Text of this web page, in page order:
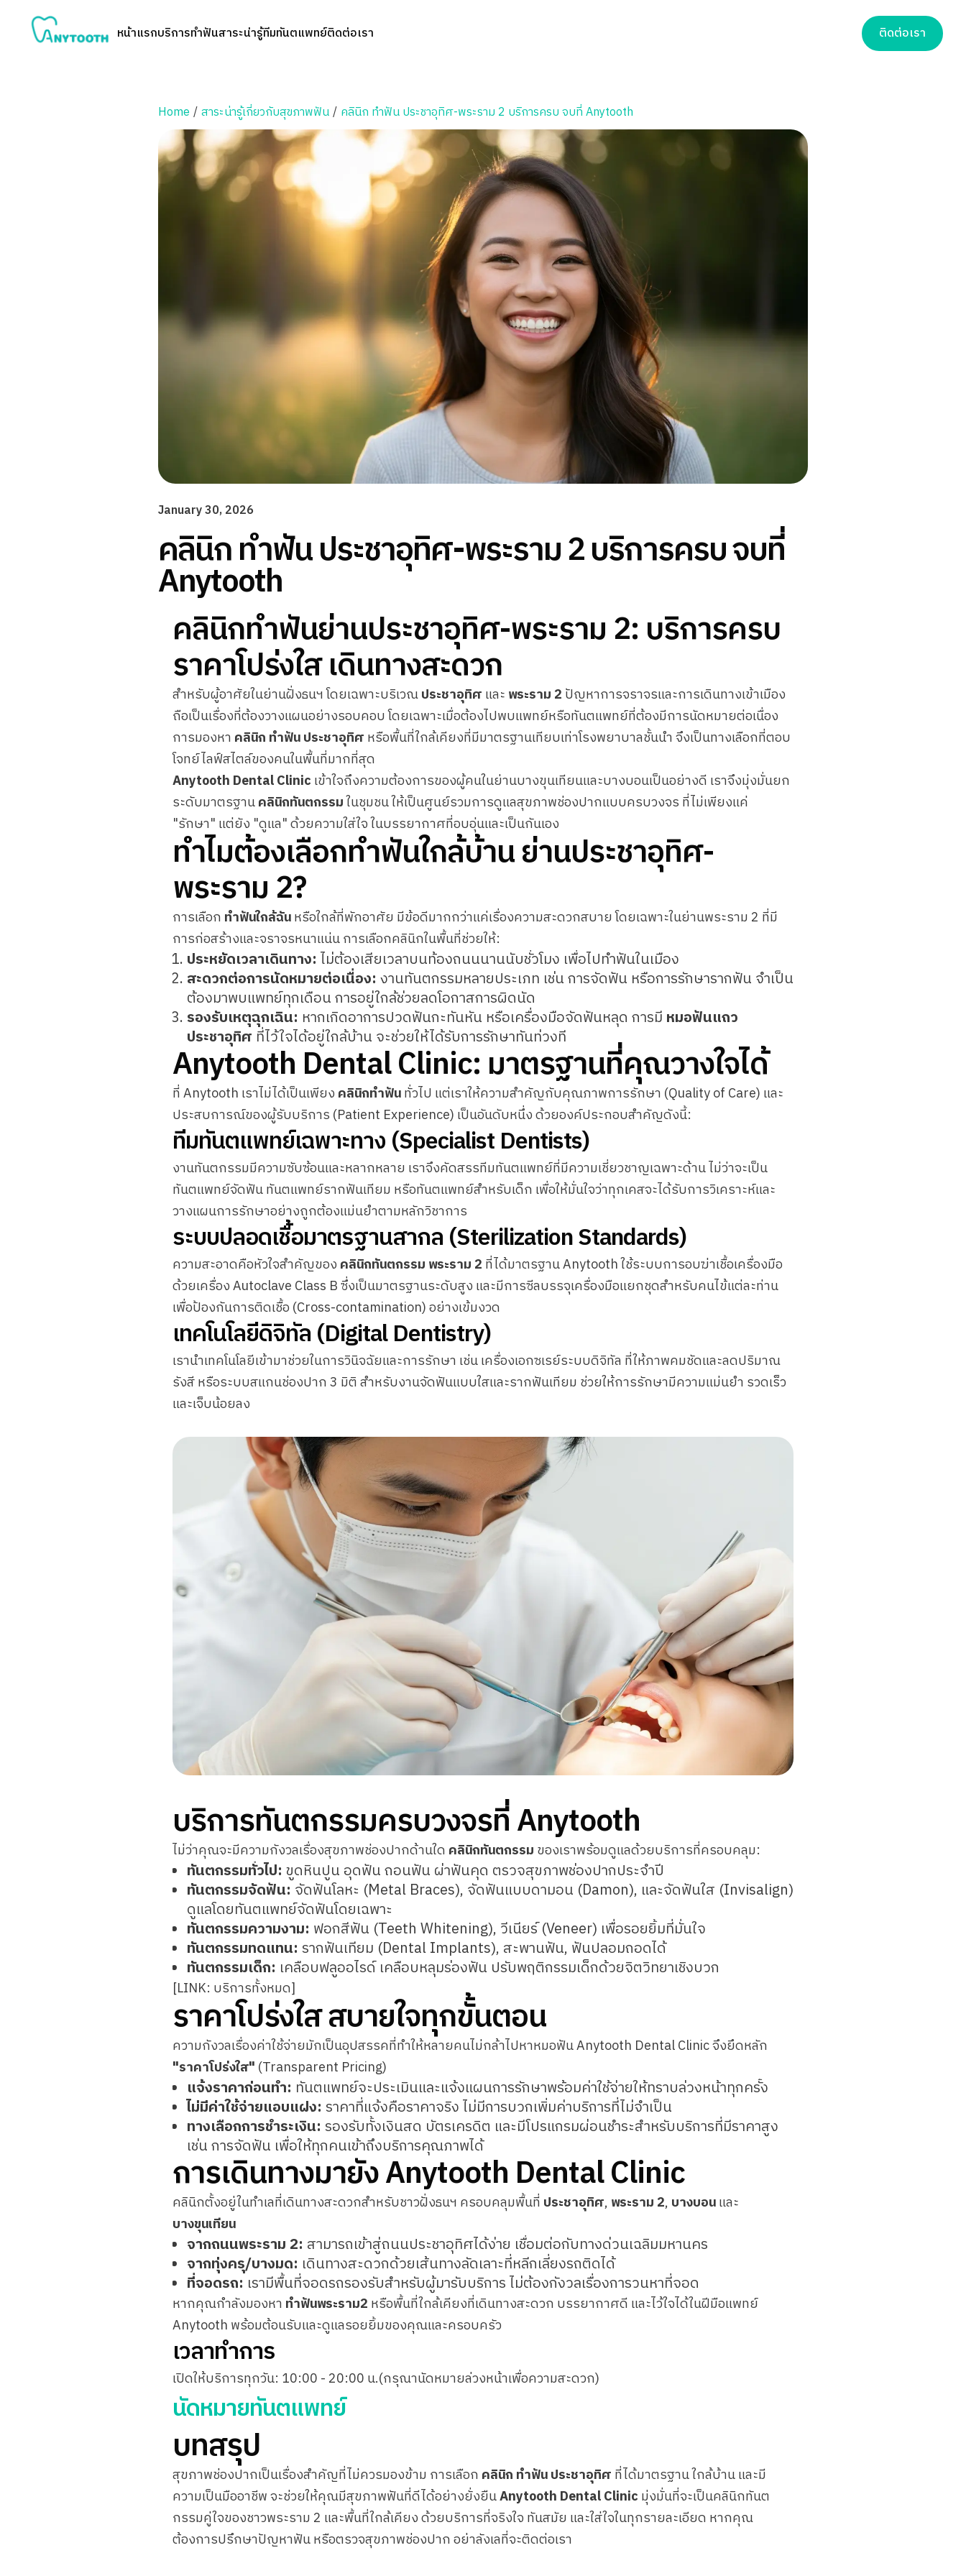
หน้าแรกบริการทำฟันสาระน่ารู้ทีมทันตแพทย์ติดต่อเรา ติดต่อเรา
Home /สาระน่ารู้เกี่ยวกับสุขภาพฟัน/ คลินิก ทำฟัน ประชาอุทิศ-พระราม 2 บริการครบ จบที่ Anytooth
January 30, 2026
คลินิก ทำฟัน ประชาอุทิศ-พระราม 2 บริการครบ จบที่
Anytooth
คลินิกทำฟันย่านประชาอุทิศ-พระราม 2: บริการครบ
ราคาโปร่งใส เดินทางสะดวก
สำหรับผู้อาศัยในย่านฝั่งธนฯ โดยเฉพาะบริเวณประชาอุทิศ และ พระราม 2 ปัญหาการจราจรและการเดินทางเข้าเมือง
ถือเป็นเรื่องที่ต้องวางแผนอย่างรอบคอบ โดยเฉพาะเมื่อต้องไปพบแพทย์หรือทันตแพทย์ที่ต้องมีการนัดหมายต่อเนื่อง
การมองหา คลินิก ทำฟัน ประชาอุทิศ หรือพื้นที่ใกล้เคียงที่มีมาตรฐานเทียบเท่าโรงพยาบาลชั้นนำ จึงเป็นทางเลือกที่ตอบ
โจทย์ไลฟ์สไตล์ของคนในพื้นที่มากที่สุด
Anytooth Dental Clinic เข้าใจถึงความต้องการของผู้คนในย่านบางขุนเทียนและบางบอนเป็นอย่างดี เราจึงมุ่งมั่นยก
ระดับมาตรฐานคลินิกทันตกรรมในชุมชน ให้เป็นศูนย์รวมการดูแลสุขภาพช่องปากแบบครบวงจร ที่ไม่เพียงแค่
"รักษา" แต่ยัง "ดูแล" ด้วยความใส่ใจ ในบรรยากาศที่อบอุ่นและเป็นกันเอง
ทำไมต้องเลือกทำฟันใกล้บ้าน ย่านประชาอุทิศ-
พระราม 2?
การเลือก ทำฟันใกล้ฉันหรือใกล้ที่พักอาศัย มีข้อดีมากกว่าแค่เรื่องความสะดวกสบาย โดยเฉพาะในย่านพระราม 2 ที่มี
การก่อสร้างและจราจรหนาแน่น การเลือกคลินิกในพื้นที่ช่วยให้:
ประหยัดเวลาเดินทาง: ไม่ต้องเสียเวลาบนท้องถนนนานนับชั่วโมง เพื่อไปทำฟันในเมือง
สะดวกต่อการนัดหมายต่อเนื่อง: งานทันตกรรมหลายประเภท เช่น การจัดฟัน หรือการรักษารากฟัน จำเป็น
ต้องมาพบแพทย์ทุกเดือน การอยู่ใกล้ช่วยลดโอกาสการผิดนัด
รองรับเหตุฉุกเฉิน: หากเกิดอาการปวดฟันกะทันหัน หรือเครื่องมือจัดฟันหลุด การมี หมอฟันแถว
ประชาอุทิศ ที่ไว้ใจได้อยู่ใกล้บ้าน จะช่วยให้ได้รับการรักษาทันท่วงที
Anytooth Dental Clinic: มาตรฐานที่คุณวางใจได้
ที่ Anytooth เราไม่ได้เป็นเพียง คลินิกทำฟันทั่วไป แต่เราให้ความสำคัญกับคุณภาพการรักษา (Quality of Care) และ
ประสบการณ์ของผู้รับบริการ (Patient Experience) เป็นอันดับหนึ่ง ด้วยองค์ประกอบสำคัญดังนี้:
ทีมทันตแพทย์เฉพาะทาง (Specialist Dentists)
งานทันตกรรมมีความซับซ้อนและหลากหลาย เราจึงคัดสรรทีมทันตแพทย์ที่มีความเชี่ยวชาญเฉพาะด้าน ไม่ว่าจะเป็น
ทันตแพทย์จัดฟัน ทันตแพทย์รากฟันเทียม หรือทันตแพทย์สำหรับเด็ก เพื่อให้มั่นใจว่าทุกเคสจะได้รับการวิเคราะห์และ
วางแผนการรักษาอย่างถูกต้องแม่นยำตามหลักวิชาการ
ระบบปลอดเชื้อมาตรฐานสากล (Sterilization Standards)
ความสะอาดคือหัวใจสำคัญของ คลินิกทันตกรรม พระราม 2 ที่ได้มาตรฐาน Anytooth ใช้ระบบการอบฆ่าเชื้อเครื่องมือ
ด้วยเครื่อง Autoclave Class B ซึ่งเป็นมาตรฐานระดับสูง และมีการซีลบรรจุเครื่องมือแยกชุดสำหรับคนไข้แต่ละท่าน
เพื่อป้องกันการติดเชื้อ (Cross-contamination) อย่างเข้มงวด
เทคโนโลยีดิจิทัล (Digital Dentistry)
เรานำเทคโนโลยีเข้ามาช่วยในการวินิจฉัยและการรักษา เช่น เครื่องเอกซเรย์ระบบดิจิทัล ที่ให้ภาพคมชัดและลดปริมาณ
รังสี หรือระบบสแกนช่องปาก 3 มิติ สำหรับงานจัดฟันแบบใสและรากฟันเทียม ช่วยให้การรักษามีความแม่นยำ รวดเร็ว
และเจ็บน้อยลง
บริการทันตกรรมครบวงจรที่ Anytooth
ไม่ว่าคุณจะมีความกังวลเรื่องสุขภาพช่องปากด้านใด คลินิกทันตกรรม ของเราพร้อมดูแลด้วยบริการที่ครอบคลุม:
ทันตกรรมทั่วไป: ขูดหินปูน อุดฟัน ถอนฟัน ผ่าฟันคุด ตรวจสุขภาพช่องปากประจำปี
ทันตกรรมจัดฟัน: จัดฟันโลหะ (Metal Braces), จัดฟันแบบดามอน (Damon), และจัดฟันใส (Invisalign)
ดูแลโดยทันตแพทย์จัดฟันโดยเฉพาะ
ทันตกรรมความงาม: ฟอกสีฟัน (Teeth Whitening), วีเนียร์ (Veneer) เพื่อรอยยิ้มที่มั่นใจ
ทันตกรรมทดแทน: รากฟันเทียม (Dental Implants), สะพานฟัน, ฟันปลอมถอดได้
ทันตกรรมเด็ก: เคลือบฟลูออไรด์ เคลือบหลุมร่องฟัน ปรับพฤติกรรมเด็กด้วยจิตวิทยาเชิงบวก
[LINK: บริการทั้งหมด]
ราคาโปร่งใส สบายใจทุกขั้นตอน
ความกังวลเรื่องค่าใช้จ่ายมักเป็นอุปสรรคที่ทำให้หลายคนไม่กล้าไปหาหมอฟัน Anytooth Dental Clinic จึงยึดหลัก
"ราคาโปร่งใส" (Transparent Pricing)
แจ้งราคาก่อนทำ: ทันตแพทย์จะประเมินและแจ้งแผนการรักษาพร้อมค่าใช้จ่ายให้ทราบล่วงหน้าทุกครั้ง
ไม่มีค่าใช้จ่ายแอบแฝง: ราคาที่แจ้งคือราคาจริง ไม่มีการบวกเพิ่มค่าบริการที่ไม่จำเป็น
ทางเลือกการชำระเงิน: รองรับทั้งเงินสด บัตรเครดิต และมีโปรแกรมผ่อนชำระสำหรับบริการที่มีราคาสูง
เช่น การจัดฟัน เพื่อให้ทุกคนเข้าถึงบริการคุณภาพได้
การเดินทางมายัง Anytooth Dental Clinic
คลินิกตั้งอยู่ในทำเลที่เดินทางสะดวกสำหรับชาวฝั่งธนฯ ครอบคลุมพื้นที่ ประชาอุทิศ, พระราม 2, บางบอนและ
บางขุนเทียน
จากถนนพระราม 2: สามารถเข้าสู่ถนนประชาอุทิศได้ง่าย เชื่อมต่อกับทางด่วนเฉลิมมหานคร
จากทุ่งครุ/บางมด: เดินทางสะดวกด้วยเส้นทางลัดเลาะที่หลีกเลี่ยงรถติดได้
ที่จอดรถ: เรามีพื้นที่จอดรถรองรับสำหรับผู้มารับบริการ ไม่ต้องกังวลเรื่องการวนหาที่จอด
หากคุณกำลังมองหา ทำฟันพระราม2 หรือพื้นที่ใกล้เคียงที่เดินทางสะดวก บรรยากาศดี และไว้ใจได้ในฝีมือแพทย์
Anytooth พร้อมต้อนรับและดูแลรอยยิ้มของคุณและครอบครัว
เวลาทำการ
เปิดให้บริการทุกวัน: 10:00 - 20:00 น.(กรุณานัดหมายล่วงหน้าเพื่อความสะดวก)
นัดหมายทันตแพทย์
บทสรุป
สุขภาพช่องปากเป็นเรื่องสำคัญที่ไม่ควรมองข้าม การเลือก คลินิก ทำฟัน ประชาอุทิศ ที่ได้มาตรฐาน ใกล้บ้าน และมี
ความเป็นมืออาชีพ จะช่วยให้คุณมีสุขภาพฟันที่ดีได้อย่างยั่งยืนAnytooth Dental Clinic มุ่งมั่นที่จะเป็นคลินิกทันต
กรรมคู่ใจของชาวพระราม 2 และพื้นที่ใกล้เคียง ด้วยบริการที่จริงใจ ทันสมัย และใส่ใจในทุกรายละเอียด หากคุณ
ต้องการปรึกษาปัญหาฟัน หรือตรวจสุขภาพช่องปาก อย่าลังเลที่จะติดต่อเรา